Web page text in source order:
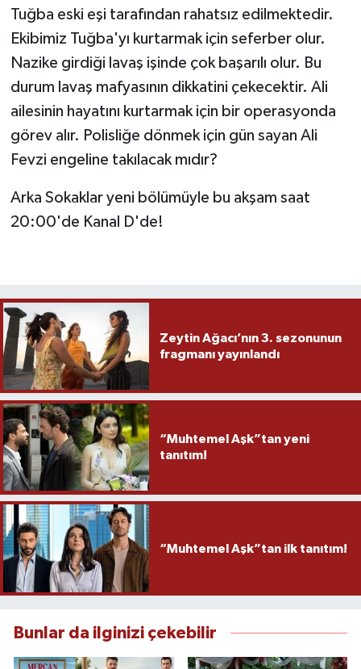
Tuğba eski eşi tarafından rahatsız edilmektedir.
Ekibimiz Tuğba'yı kurtarmak için seferber olur.
Nazike girdiği lavaş işinde çok başarılı olur. Bu
durum lavaş mafyasının dikkatini çekecektir. Ali
ailesinin hayatını kurtarmak için bir operasyonda
görev alır. Polisliğe dönmek için gün sayan Ali
Fevzi engeline takılacak mıdır?
Arka Sokaklar yeni bölümüyle bu akşam saat
20:00'de Kanal D'de!
Zeytin Ağacı’nın 3. sezonunun
fragmanı yayınlandı
“Muhtemel Aşk”tan yeni
tanıtım!
“Muhtemel Aşk”tan ilk tanıtım!
Bunlar da ilginizi çekebilir